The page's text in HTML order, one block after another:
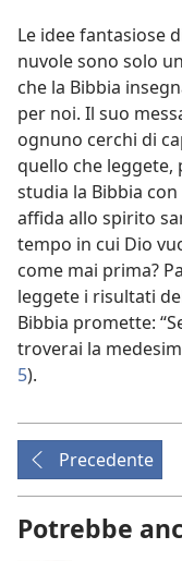
Le idee fantasiose
nuvole sono solo
che la Bibbia
per noi. Il suo
ognuno cerchi di
quello che leggete,
studia la Bibbia
affida allo spirito
tempo in cui Dio
come mai prima?
leggete i risultati
Bibbia promette:
troverai la
5).
Precedente
Potrebbe